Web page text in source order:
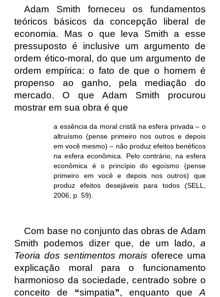
Adam Smith forneceu os fundamentos
teóricos básicos da concepção liberal de
economia. Mas o que leva Smith a esse
pressuposto é inclusive um argumento de
ordem ético-moral, do que um argumento de
ordem empírica: o fato de que o homem é
propenso ao ganho, pela mediação do
mercado. O que Adam Smith procurou
mostrar em sua obra é que
a essência da moral cristã na esfera privada – o
altruísmo (pense primeiro nos outros e depois
em você mesmo) – não produz efeitos benéficos
na esfera econômica. Pelo contrário, na esfera
econômica é o princípio do egoísmo (pense
primeiro em você e depois nos outros) que
produz efeitos desejáveis para todos (SELL,
2006, p. 59).
Com base no conjunto das obras de Adam
Smith podemos dizer que, de um lado, a
Teoria dos sentimentos morais oferece uma
explicação moral para o funcionamento
harmonioso da sociedade, centrado sobre o
conceito de “simpatia”, enquanto que A